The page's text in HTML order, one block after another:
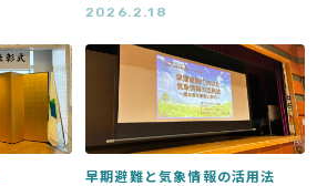
2026.2.18
早期避難と気象情報の活用法